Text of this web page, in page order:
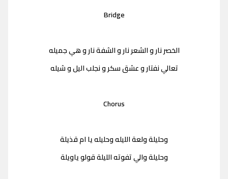
Bridge
الخصر نار و الشعر نار و الشفة نار و هي جميله
تعالي نفتار و عشق سكر و نجلب اليل و شيله
Chorus
وحليلة ولعة الليله وحليله يا ام قذيلة
وحليلة والي تفوته الليلة قولو ياويلة